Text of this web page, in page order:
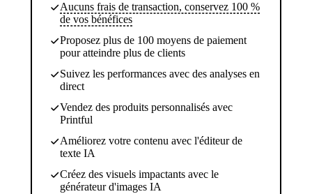
Aucuns frais de transaction, conservez 100 %
de vos bénéfices
Proposez plus de 100 moyens de paiement
pour atteindre plus de clients
Suivez les performances avec des analyses en
direct
Vendez des produits personnalisés avec
Printful
Améliorez votre contenu avec l'éditeur de
texte IA
Créez des visuels impactants avec le
générateur d'images IA